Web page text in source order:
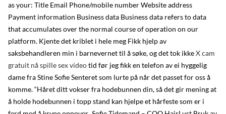
as your: Title Email Phone/mobile number Website address
Payment information Business data Business data refers to data
that accumulates over the normal course of operation on our
platform. Kjente det kriblet i hele meg Fikk hjelp av
saksbehandleren min i barnevernet til å søke, og det tok ikkeX cam
gratuit nå spille sex videotid før jeg fikk en telefon av ei hyggelig
dame fra Stine Sofie Senteret som lurte på når det passet for oss å
komme. “Håret ditt vokser fra hodebunnen din, så det gir mening at
å holde hodebunnen i topp stand kan hjelpe et hårfeste som er i